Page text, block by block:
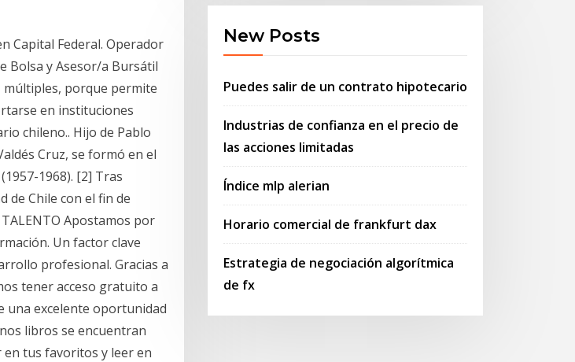
Capital Federal. Operador
Bolsa y Asesor/a Bursátil
múltiples, porque permite
en instituciones
chileno.. Hijo de Pablo
Cruz, se formó en el
1968). [2] Tras
de Chile con el fin de
TALENTO Apostamos por
Un factor clave
profesional. Gracias a
tener acceso gratuito a
una excelente oportunidad
libros se encuentran
en tus favoritos y leer en
New Posts
Puedes salir de un contrato hipotecario
Industrias de confianza en el precio de
las acciones limitadas
Índice mlp alerian
Horario comercial de frankfurt dax
Estrategia de negociación algorítmica
de fx